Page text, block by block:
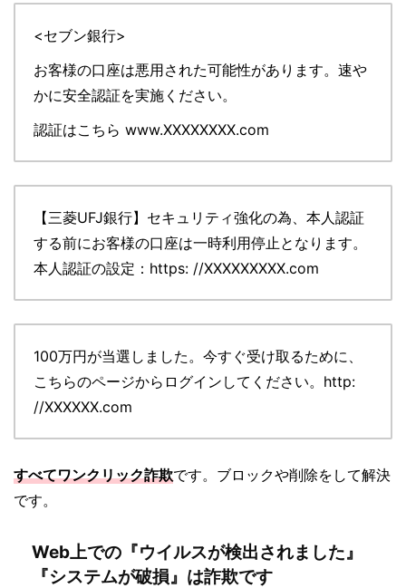
<セブン銀行>
お客様の口座は悪用された可能性があります。速や
かに安全認証を実施ください。
認証はこちら www.XXXXXXXX.com
【三菱UFJ銀行】セキュリティ強化の為、本人認証
する前にお客様の口座は一時利用停止となります。
本人認証の設定：https: //XXXXXXXXX.com
100万円が当選しました。今すぐ受け取るために、
こちらのページからログインしてください。http:
//XXXXXX.com
すべてワンクリック詐欺です。ブロックや削除をして解決
です。
Web上での『ウイルスが検出されました』
『システムが破損』は詐欺です